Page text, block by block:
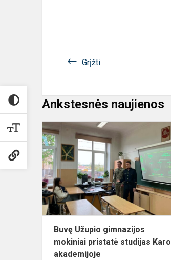
Grįžti
Ankstesnės naujienos
Buvę Užupio gimnazijos
mokiniai pristatė studijas Karo
akademijoje